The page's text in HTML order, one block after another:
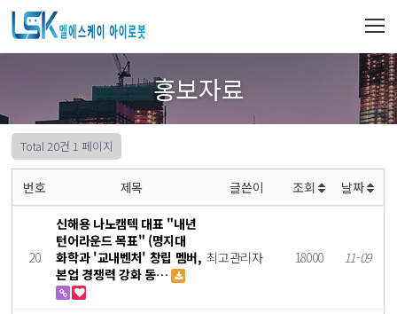
홍보자료
Total 20건 1 페이지
번호 제목 글쓴이 조회 날짜
20
신해용 나노캠텍 대표 "내년
턴어라운드 목표" (명지대
화학과 '교내벤처' 창립 멤버,
본업 경쟁력 강화 동…
최고관리자 18000 11-09